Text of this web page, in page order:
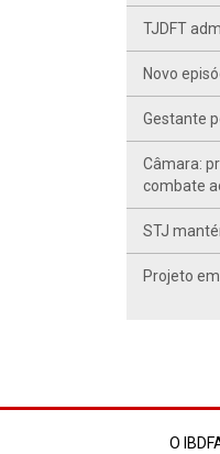
TJDFT
Novo
Gestante
Câmara:
combate
STJ
Projeto
O